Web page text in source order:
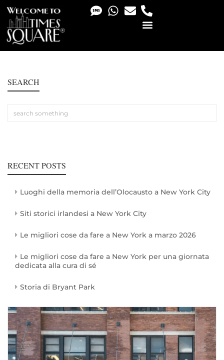
SEARCH
RECENT POSTS
Luoghi della memoria dell’Olocausto a New York City
Siti storici irlandesi a New York City
Le migliori cose da fare a New York a marzo 2026
Le migliori cose da fare a New York per una giornata
dedicata alla cura di sé
Storia di Bryant Park